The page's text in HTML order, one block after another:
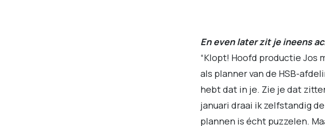
En even later zit je ineens
“Klopt! Hoofd productie Jos
als planner van de HSB-
hebt dat in je. Zie je dat
januari draai ik zelfstandig
plannen is écht puzzelen.